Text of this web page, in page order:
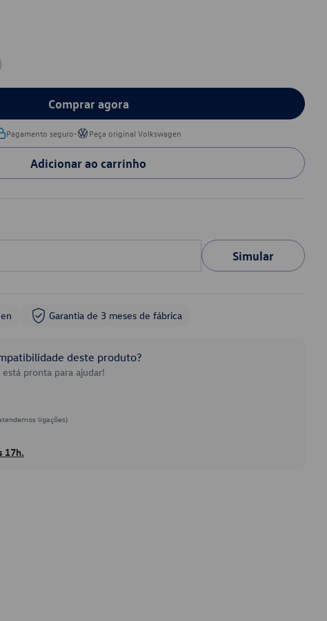
Comprar agora
Pagamento seguro• Peça original Volkswagen
Adicionar ao carrinho
Simular
Garantia de 3 meses de fábrica
deste produto?
pronta para ajudar!
ligações)
17h.